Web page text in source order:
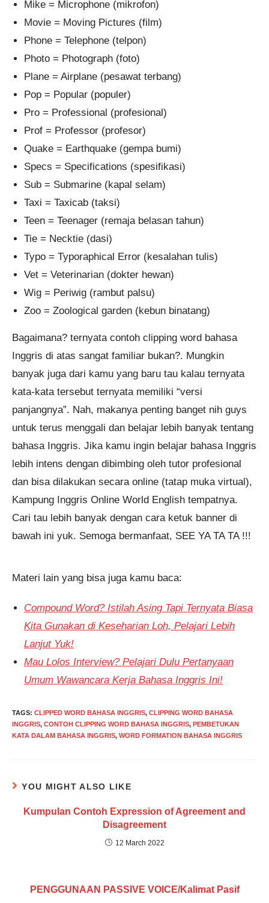
Mike = Microphone (mikrofon)
Movie = Moving Pictures (film)
Phone = Telephone (telpon)
Photo = Photograph (foto)
Plane = Airplane (pesawat terbang)
Pop = Popular (populer)
Pro = Professional (profesional)
Prof = Professor (profesor)
Quake = Earthquake (gempa bumi)
Specs = Specifications (spesifikasi)
Sub = Submarine (kapal selam)
Taxi = Taxicab (taksi)
Teen = Teenager (remaja belasan tahun)
Tie = Necktie (dasi)
Typo = Typoraphical Error (kesalahan tulis)
Vet = Veterinarian (dokter hewan)
Wig = Periwig (rambut palsu)
Zoo = Zoological garden (kebun binatang)
Bagaimana? ternyata contoh clipping word bahasa
Inggris di atas sangat familiar bukan?. Mungkin
banyak juga dari kamu yang baru tau kalau ternyata
kata-kata tersebut ternyata memiliki “versi
panjangnya”. Nah, makanya penting banget nih guys
untuk terus menggali dan belajar lebih banyak tentang
bahasa Inggris. Jika kamu ingin belajar bahasa Inggris
lebih intens dengan dibimbing oleh tutor profesional
dan bisa dilakukan secara online (tatap muka virtual),
Kampung Inggris Online World English tempatnya.
Cari tau lebih banyak dengan cara ketuk banner di
bawah ini yuk. Semoga bermanfaat, SEE YA TA TA !!!
Materi lain yang bisa juga kamu baca:
Compound Word? Istilah Asing Tapi Ternyata Biasa
Kita Gunakan di Keseharian Loh, Pelajari Lebih
Lanjut Yuk!
Mau Lolos Interview? Pelajari Dulu Pertanyaan
Umum Wawancara Kerja Bahasa Inggris Ini!
TAGS: CLIPPED WORD BAHASA INGGRIS, CLIPPING WORD BAHASA
INGGRIS, CONTOH CLIPPING WORD BAHASA INGGRIS, PEMBETUKAN
KATA DALAM BAHASA INGGRIS, WORD FORMATION BAHASA INGGRIS
YOU MIGHT ALSO LIKE
Kumpulan Contoh Expression of Agreement and
Disagreement
12 March 2022
PENGGUNAAN PASSIVE VOICE/Kalimat Pasif